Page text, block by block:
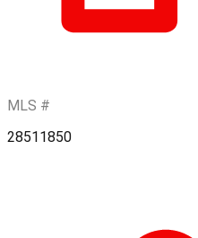
MLS #
28511850